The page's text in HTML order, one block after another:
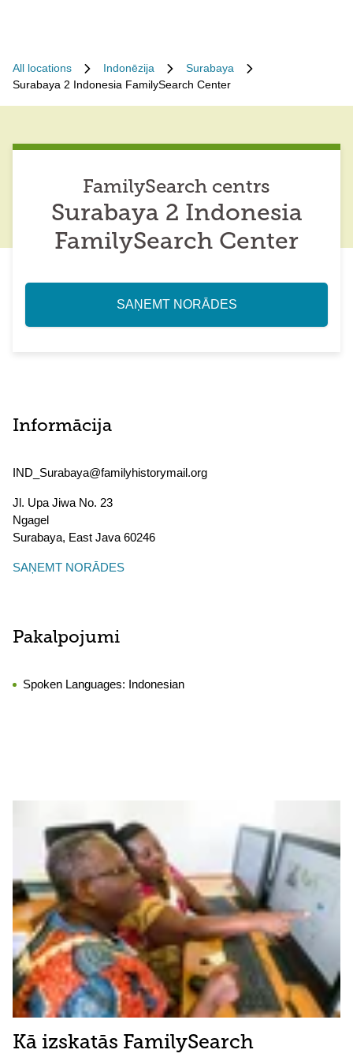
All locations Indonēzija
Surabaya
Surabaya 2 Indonesia FamilySearch Center
FamilySearch centrs
Surabaya 2 Indonesia
FamilySearch Center
SAŅEMT NORĀDES
Informācija
IND_Surabaya@familyhistorymail.org
Jl. Upa Jiwa No. 23
Ngagel
Surabaya, East Java 60246
SAŅEMT NORĀDES
Pakalpojumi
Spoken Languages: Indonesian
Kā izskatās FamilySearch